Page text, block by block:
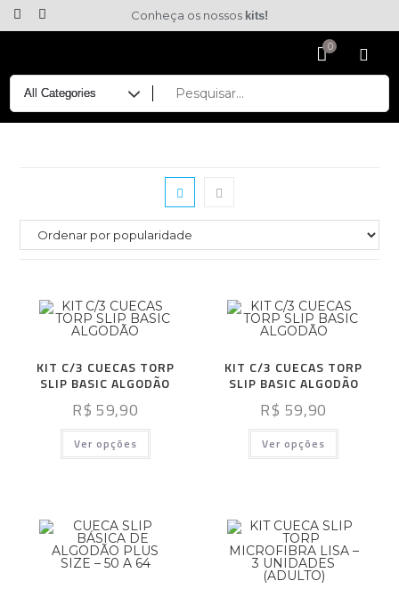
Conheça os nossos kits!
KIT C/3 CUECAS TORP
SLIP BASIC ALGODÃO
R$ 59,90
Ver opções
KIT C/3 CUECAS TORP
SLIP BASIC ALGODÃO
R$ 59,90
Ver opções